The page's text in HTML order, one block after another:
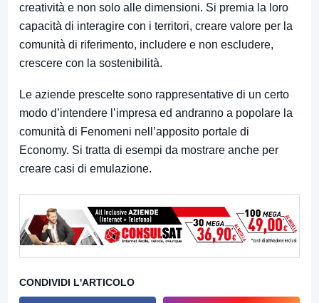
creatività e non solo alle dimensioni. Si premia la loro
capacità di interagire con i territori, creare valore per la
comunità di riferimento, includere e non escludere,
crescere con la sostenibilità.
Le aziende prescelte sono rappresentative di un certo
modo d’intendere l’impresa ed andranno a popolare la
comunità di Fenomeni nell’apposito portale di
Economy. Si tratta di esempi da mostrare anche per
creare casi di emulazione.
CONDIVIDI L'ARTICOLO